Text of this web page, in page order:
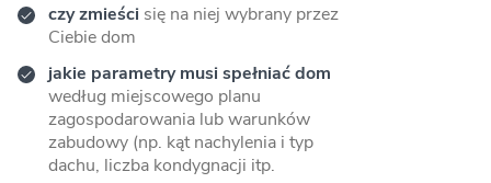
czy zmieści się na niej wybrany przez
Ciebie dom
jakie parametry musi spełniać dom
według miejscowego planu
zagospodarowania lub warunków
zabudowy (np. kąt nachylenia i typ
dachu, liczba kondygnacji itp.